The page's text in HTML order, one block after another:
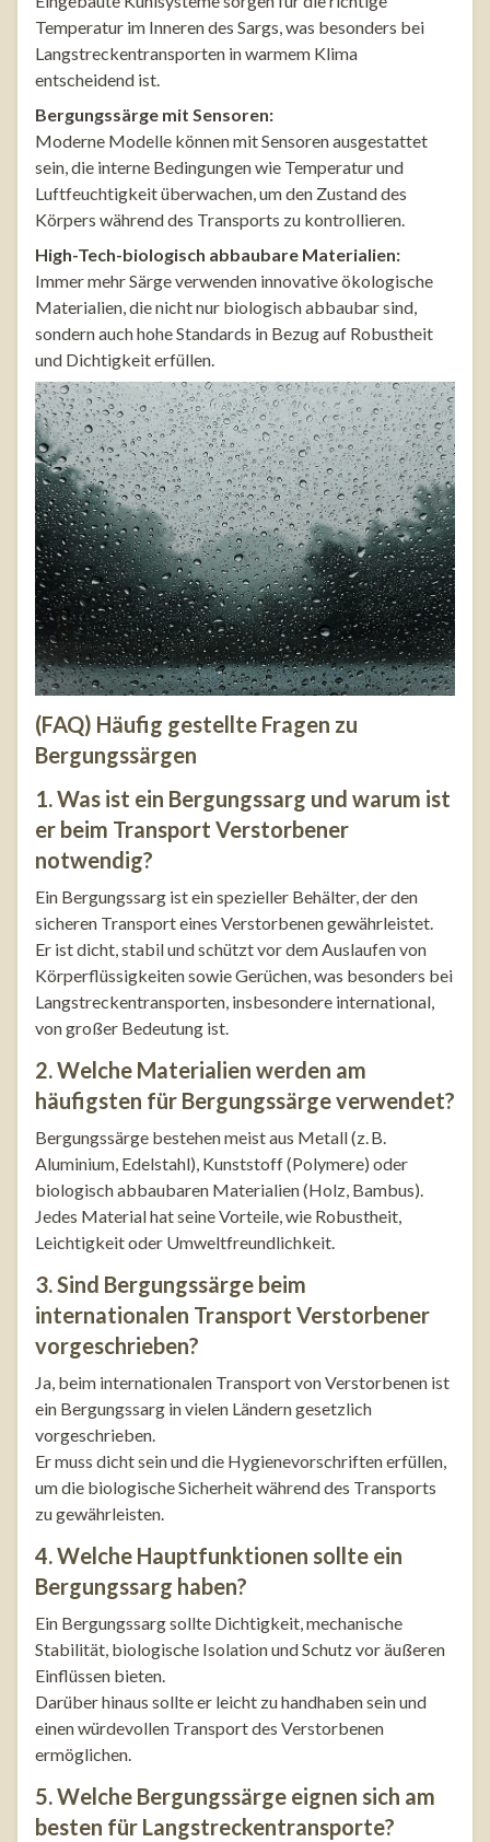
Temperatur im Inneren des Sargs, was besonders bei
Langstreckentransporten in warmem Klima
entscheidend ist.
Bergungssärge mit Sensoren:
Moderne Modelle können mit Sensoren ausgestattet
sein, die interne Bedingungen wie Temperatur und
Luftfeuchtigkeit überwachen, um den Zustand des
Körpers während des Transports zu kontrollieren.
High-Tech-biologisch abbaubare Materialien:
Immer mehr Särge verwenden innovative ökologische
Materialien, die nicht nur biologisch abbaubar sind,
sondern auch hohe Standards in Bezug auf Robustheit
und Dichtigkeit erfüllen.
(FAQ) Häufig gestellte Fragen zu
Bergungssärgen
1. Was ist ein Bergungssarg und warum ist
er beim Transport Verstorbener
notwendig?
Ein Bergungssarg ist ein spezieller Behälter, der den
sicheren Transport eines Verstorbenen gewährleistet.
Er ist dicht, stabil und schützt vor dem Auslaufen von
Körperflüssigkeiten sowie Gerüchen, was besonders bei
Langstreckentransporten, insbesondere international,
von großer Bedeutung ist.
2. Welche Materialien werden am
häufigsten für Bergungssärge verwendet?
Bergungssärge bestehen meist aus Metall (z. B.
Aluminium, Edelstahl), Kunststoff (Polymere) oder
biologisch abbaubaren Materialien (Holz, Bambus).
Jedes Material hat seine Vorteile, wie Robustheit,
Leichtigkeit oder Umweltfreundlichkeit.
3. Sind Bergungssärge beim
internationalen Transport Verstorbener
vorgeschrieben?
Ja, beim internationalen Transport von Verstorbenen ist
ein Bergungssarg in vielen Ländern gesetzlich
vorgeschrieben.
Er muss dicht sein und die Hygienevorschriften erfüllen,
um die biologische Sicherheit während des Transports
zu gewährleisten.
4. Welche Hauptfunktionen sollte ein
Bergungssarg haben?
Ein Bergungssarg sollte Dichtigkeit, mechanische
Stabilität, biologische Isolation und Schutz vor äußeren
Einflüssen bieten.
Darüber hinaus sollte er leicht zu handhaben sein und
einen würdevollen Transport des Verstorbenen
ermöglichen.
5. Welche Bergungssärge eignen sich am
besten für Langstreckentransporte?